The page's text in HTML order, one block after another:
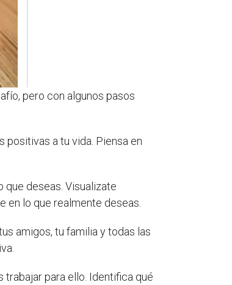
pero con algunos pasos
positivas a tu vida. Piensa en
que deseas. Visualizate
en lo que realmente deseas.
amigos, tu familia y todas las
trabajar para ello. Identifica qué